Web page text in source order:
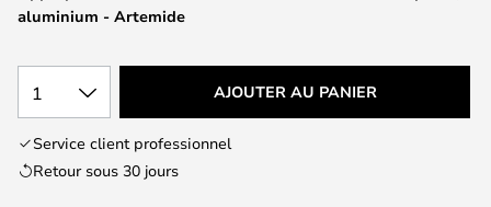
aluminium - Artemide
1 AJOUTER AU PANIER
Service client professionnel
Retour sous 30 jours